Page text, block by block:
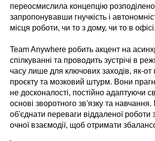
переосмислила концепцію
запропонувавши гнучкість і
місця роботи, чи то з дому, чи то в офісі.
Team Anywhere робить акцент на
спілкуванні та проводить зустрічі в
часу лише для ключових заходів, як-от
проєкту та мозковий штурм. Вони
не досконалості, постійно адаптуючи
основі зворотного зв'язку та навчання.
об'єднати переваги віддаленої роботи
очної взаємодії, щоб отримати